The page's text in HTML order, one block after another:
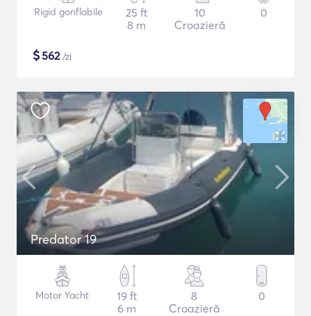
Rigid gonflabile
25 ft
8 m
10
Croazieră
0
$562/zi
Predator 19
Motor Yacht
19 ft
6 m
8
Croazieră
0